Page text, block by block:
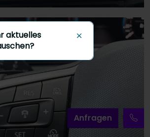
Anfragen
aktuelles
Schließen